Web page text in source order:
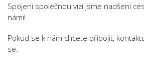
Spojeni společnou vizí jsme nadšeni
námi!
Pokud se k nám chcete připojit,
se.